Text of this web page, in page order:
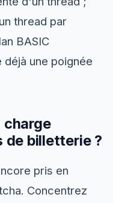
thread par
BASIC
une poignée
charge
de billetterie ?
pris en
Concentrez